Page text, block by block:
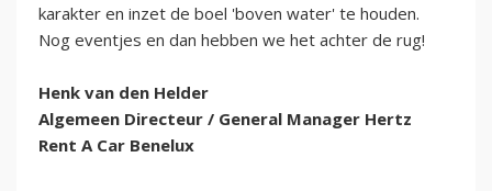
karakter en inzet de boel 'boven water' te houden.
Nog eventjes en dan hebben we het achter de rug!
Henk van den Helder
Algemeen Directeur / General Manager Hertz
Rent A Car Benelux